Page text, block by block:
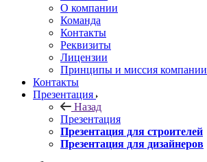
О компании
Команда
Контакты
Реквизиты
Лицензии
Принципы и миссия компании
Контакты
Презентация
Назад
Презентация
Презентация для строителей
Презентация для дизайнеров